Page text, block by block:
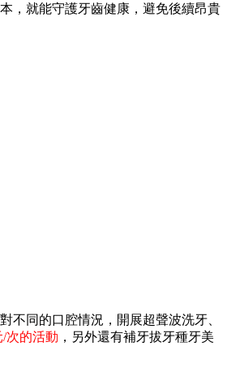
，就能守護牙齒健康，避免後續昂貴
不同的口腔情況，開展超聲波洗牙、
次的活動 ，另外還有補牙拔牙種牙美